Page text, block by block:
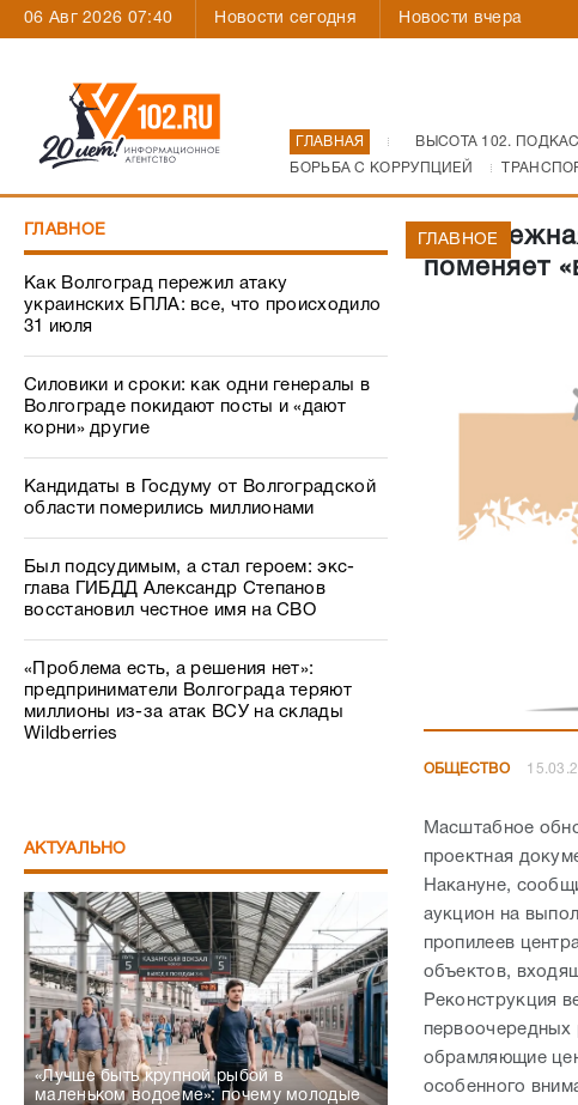
06 Авг 2026 07:40 Новости сегодня Новости вчера
ГЛАВНАЯ ВЫСОТА 102.
БОРЬБА С КОРРУПЦИЕЙ
ГЛАВНОЕ
Как Волгоград пережил атаку
украинских БПЛА: все, что происходило
31 июля
Силовики и сроки: как одни генералы в
Волгограде покидают посты и «дают
корни» другие
Кандидаты в Госдуму от Волгоградской
области померились миллионами
Был подсудимым, а стал героем: экс-
глава ГИБДД Александр Степанов
восстановил честное имя на СВО
«Проблема есть, а решения нет»:
предприниматели Волгограда теряют
миллионы из-за атак ВСУ на склады
Wildberries
АКТУАЛЬНО
«Лучше быть крупной рыбой в
маленьком водоеме»: почему молодые
поменяет
ГЛАВНОЕ
ОБЩЕСТВО
Масштабное
проектная
Накануне,
аукцион на
пропилеев
объектов,
Реконструкция
первоочередных
обрамляющие
особенного